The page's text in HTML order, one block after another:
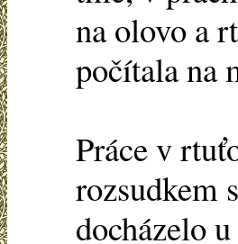
na olovo a
počítala na
Práce v
rozsudkem
docházelo